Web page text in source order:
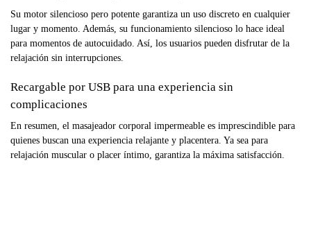
Su motor silencioso pero potente garantiza un uso discreto en cualquier
lugar y momento. Además, su funcionamiento silencioso lo hace ideal
para momentos de autocuidado. Así, los usuarios pueden disfrutar de la
relajación sin interrupciones.
Recargable por USB para una experiencia sin
complicaciones
En resumen, el masajeador corporal impermeable es imprescindible para
quienes buscan una experiencia relajante y placentera. Ya sea para
relajación muscular o placer íntimo, garantiza la máxima satisfacción.